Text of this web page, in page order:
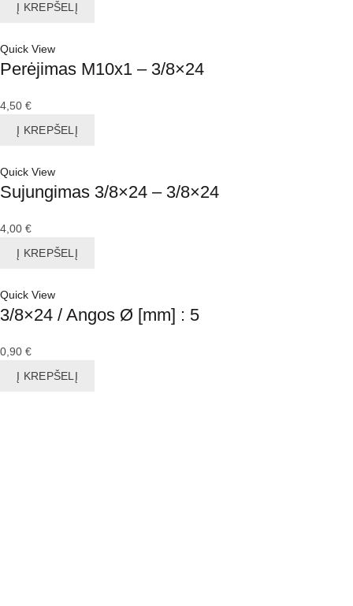
Į KREPŠELĮ
Quick View
Perėjimas M10x1 – 3/8×24
4,50 €
Į KREPŠELĮ
Quick View
Sujungimas 3/8×24 – 3/8×24
4,00 €
Į KREPŠELĮ
Quick View
3/8×24 / Angos Ø [mm] : 5
0,90 €
Į KREPŠELĮ